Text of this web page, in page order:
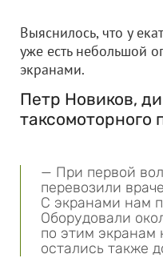
Выяснилось, что у
уже есть небольшой
экранами.
Петр Новиков,
таксомоторного
— При первой
перевозили
С экранами нам
Оборудовали
по этим экранам
остались также